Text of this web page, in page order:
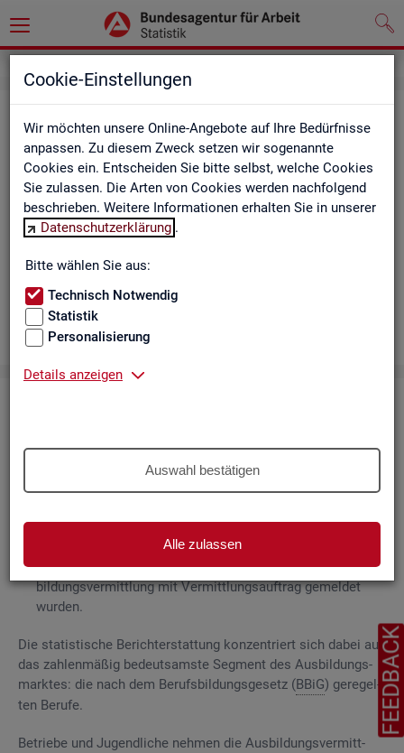
Cookie-Einstellungen
Wir möchten unsere Online-Angebote auf Ihre Bedürfnisse
anpassen. Zu diesem Zweck setzen wir sogenannte
Cookies ein. Entscheiden Sie bitte selbst, welche Cookies
Sie zulassen. Die Arten von Cookies werden nachfolgend
beschrieben. Weitere Informationen erhalten Sie in unserer
Datenschutzerklärung .
Bitte wählen Sie aus:
Technisch Notwendig
Statistik
Personalisierung
Details anzeigen
Auswahl bestätigen
Alle zulassen
Aus­bil­dungs­markt
Das Da­sh­board zeigt die wich­tigs­ten Daten zum Aus­bil­dungs­
markt in in­ter­ak­ti­ven Gra­fi­ken und Ta­bel­len. Für Deutsch­land,
Län­der, Krei­se, Agen­tur­be­zir­ke und Ar­beits­markt­re­gio­nen bil­
det es ge­mel­de­te Be­wer­be­rin­nen und Be­wer­ber sowie Be­rufs­
aus­bil­dungs­stel­len nach ge­frag­ten Merk­ma­len ab, bei­spiels­
wei­se Be­ru­fe. Neue Daten gibt es mo­nat­lich für März bis Sep­
DieAus­bil­dungs­markt­sta­tis­tik be­rich­tet über
Be­wer­be­rin­nen und Be­wer­ber für Be­rufs­aus­bil­
der Agen­tu­ren für Ar­beit undJob­cen­terzum Aus­bil­dungs­
markt in An­spruch neh­men, sowie
Be­rufs­aus­bil­dungs­stel­len, die beiAAundJCfür die Aus­
bil­dungs­ver­mitt­lung mit Ver­mitt­lungs­auf­trag ge­mel­det
wur­den.
Die sta­tis­ti­sche Be­richt­erstat­tung kon­zen­triert sich dabei auf
das zah­len­mä­ßig be­deut­sams­te Seg­ment des Aus­bil­dungs­
mark­tes: die nach dem Be­rufs­bil­dungs­ge­setz (BBiG) ge­re­gel­
ten Be­ru­fe.
Be­trie­be und Ju­gend­li­che neh­men die Aus­bil­dungs­ver­mitt­
FEEDBACK